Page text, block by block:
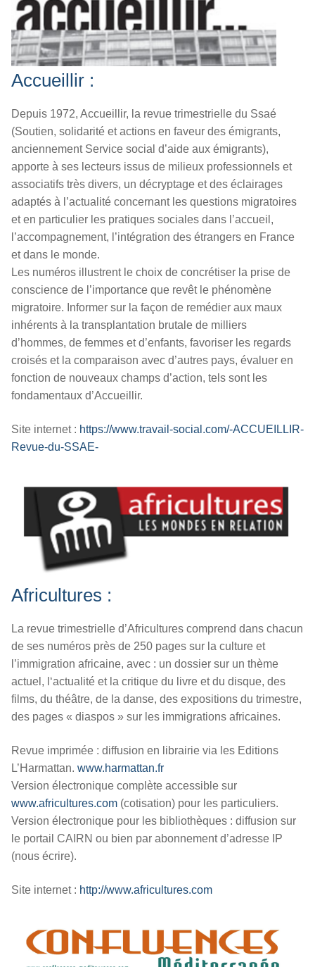
Accueillir :
Depuis 1972, Accueillir, la revue trimestrielle du Ssaé
(Soutien, solidarité et actions en faveur des émigrants,
anciennement Service social d’aide aux émigrants),
apporte à ses lecteurs issus de milieux professionnels et
associatifs très divers, un décryptage et des éclairages
adaptés à l’actualité concernant les questions migratoires
et en particulier les pratiques sociales dans l’accueil,
l’accompagnement, l’intégration des étrangers en France
et dans le monde.
Les numéros illustrent le choix de concrétiser la prise de
conscience de l’importance que revêt le phénomène
migratoire. Informer sur la façon de remédier aux maux
inhérents à la transplantation brutale de milliers
d’hommes, de femmes et d’enfants, favoriser les regards
croisés et la comparaison avec d’autres pays, évaluer en
fonction de nouveaux champs d’action, tels sont les
fondamentaux d’Accueillir.
Site internet : https://www.travail-social.com/-ACCUEILLIR-
Revue-du-SSAE-
Africultures :
La revue trimestrielle d’Africultures comprend dans chacun
de ses numéros près de 250 pages sur la culture et
l’immigration africaine, avec : un dossier sur un thème
actuel, ‘actualité et la critique du livre et du disque, des
films, du théâtre, de la danse, des expositions du trimestre,
des pages « diaspos » sur les immigrations africaines.
Revue imprimée : diffusion en librairie via les Editions
L’Harmattan. www.harmattan.fr
Version électronique complète accessible sur
www.africultures.com (cotisation) pour les particuliers.
Version électronique pour les bibliothèques : diffusion sur
le portail CAIRN ou bien par abonnement d’adresse IP
(nous écrire).
Site internet : http://www.africultures.com